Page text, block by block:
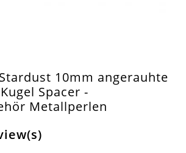
10mm angerauhte
Spacer -
Metallperlen